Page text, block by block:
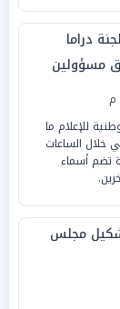
دراما
مسؤولين
للإعلام ما
خلال الساعات
تضم أسماء
مجلس